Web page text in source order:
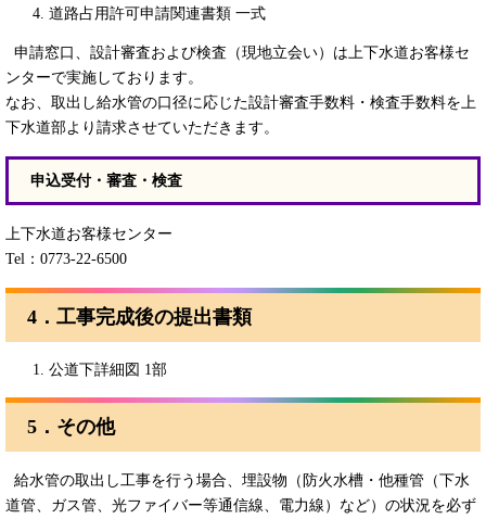
道路占用許可申請関連書類 一式
申請窓口、設計審査および検査（現地立会い）は上下水道お客様セ
ンターで実施しております。
なお、取出し給水管の口径に応じた設計審査手数料・検査手数料を上
下水道部より請求させていただきます。
申込受付・審査・検査
上下水道お客様センター
Tel：0773-22-6500
4．工事完成後の提出書類
公道下詳細図 1部
5．その他
給水管の取出し工事を行う場合、埋設物（防火水槽・他種管（下水
道管、ガス管、光ファイバー等通信線、電力線）など）の状況を必ず